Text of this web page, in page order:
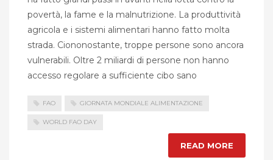
povertà, la fame e la malnutrizione. La produttività
agricola e i sistemi alimentari hanno fatto molta
strada. Ciononostante, troppe persone sono ancora
vulnerabili. Oltre 2 miliardi di persone non hanno
accesso regolare a sufficiente cibo sano
FAO GIORNATA MONDIALE ALIMENTAZIONE
WORLD FAO DAY
READ MORE